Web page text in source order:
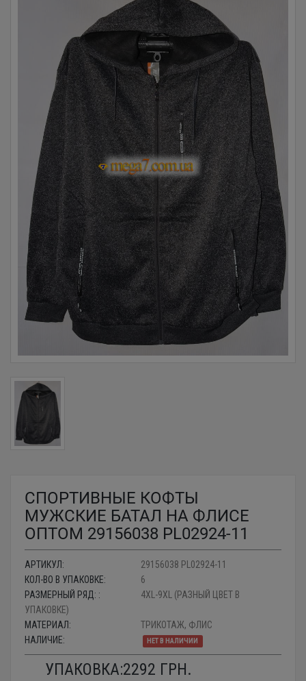
СПОРТИВНЫЕ КОФТЫ
МУЖСКИЕ БАТАЛ НА ФЛИСЕ
ОПТОМ 29156038 PL02924-11
АРТИКУЛ:
29156038 PL02924-11
КОЛ-ВО В УПАКОВКЕ:
6
РАЗМЕРНЫЙ РЯД: :
4XL-9XL (РАЗНЫЙ ЦВЕТ В
УПАКОВКЕ)
МАТЕРИАЛ:
ТРИКОТАЖ, ФЛИС
НАЛИЧИЕ:
НЕТ В НАЛИЧИИ
УПАКОВКА:2292 ГРН.